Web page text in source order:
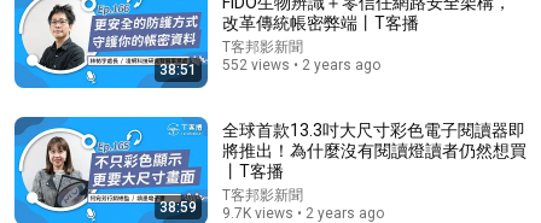
35:26
笼中对：史上最严出入境新规解读，普通人还有出国的
机会吗？
38:51
改革傳統帳密弊端丨T客播
T客邦影新聞
552 views • 2 years ago
38:59
全球首款13.3吋大尺寸彩色電子閱讀器即
將推出！為什麼沒有閱讀燈讀者仍然想買
丨T客播
T客邦影新聞
9.7K views • 2 years ago